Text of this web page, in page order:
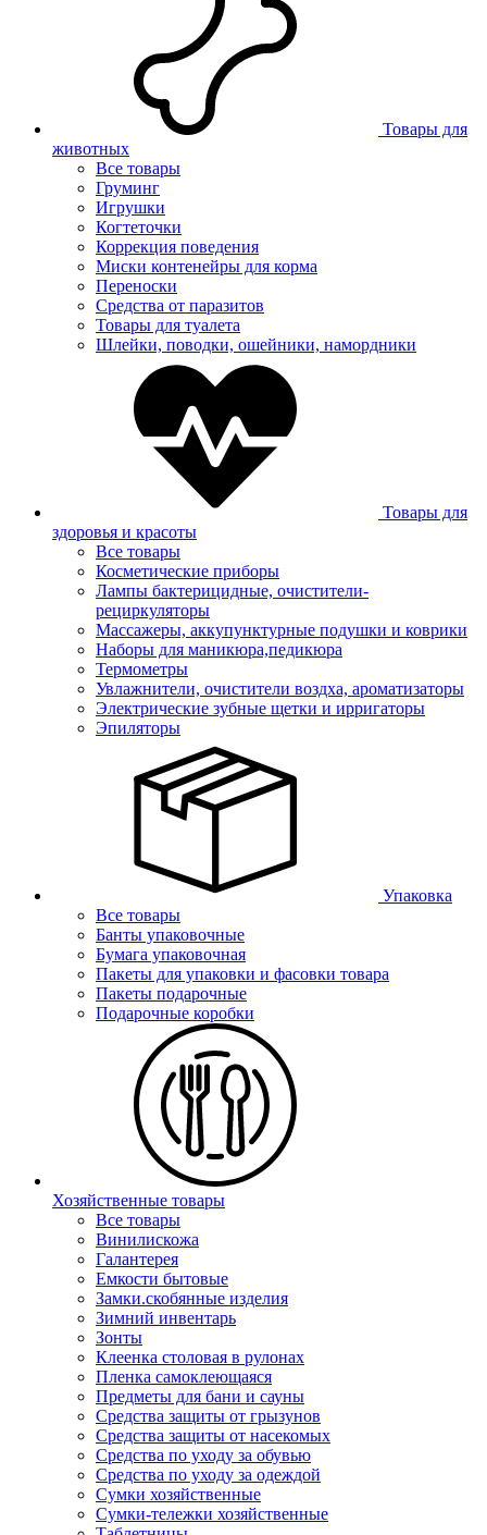
Товары для
животных
Все товары
Груминг
Игрушки
Когтеточки
Коррекция поведения
Миски контенейры для корма
Переноски
Средства от паразитов
Товары для туалета
Шлейки, поводки, ошейники, намордники
Товары для
здоровья и красоты
Все товары
Косметические приборы
Лампы бактерицидные, очистители-
рециркуляторы
Массажеры, аккупунктурные подушки и коврики
Наборы для маникюра,педикюра
Термометры
Увлажнители, очистители воздха, ароматизаторы
Электрические зубные щетки и ирригаторы
Эпиляторы
Упаковка
Все товары
Банты упаковочные
Бумага упаковочная
Пакеты для упаковки и фасовки товара
Пакеты подарочные
Подарочные коробки
Хозяйственные товары
Все товары
Винилискожа
Галантерея
Емкости бытовые
Замки.скобянные изделия
Зимний инвентарь
Зонты
Клеенка столовая в рулонах
Пленка самоклеющаяся
Предметы для бани и сауны
Средства защиты от грызунов
Средства защиты от насекомых
Средства по уходу за обувью
Средства по уходу за одеждой
Сумки хозяйственные
Сумки-тележки хозяйственные